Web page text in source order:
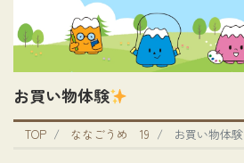
お買い物体験
TOP ななごうめ 19 お買い物体験